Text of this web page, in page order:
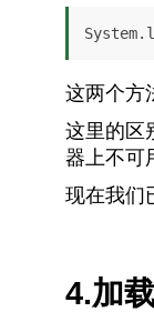
这两个方
这里的区
器上不可
现在我们
4.加